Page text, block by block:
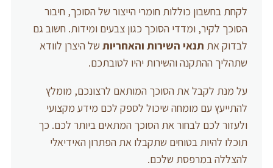
לקחת בחשבון כוללות חומרי הייצור של הסוכך, חיבור
הסוכך לקיר, ומדדי הסוכך כגון צבעים ומידות. חשוב גם
לבדוק את תנאי השירות והאחריותשל היצרן לוודא
שתהליך ההתקנה והשירות יהיו לטובתכם.
על מנת לקבל את הסוכך המותאם לרצונכם, מומלץ
להתייעץ עם מומחה שיכול לספק לכם מידע מקצועי
ולעזור לכם לבחור את הסוכך המתאים ביותר לכם. כך
תוכלו להיות בטוחים שתקבלו את הפתרון האידיאלי
להצללה במרפסת שלכם.